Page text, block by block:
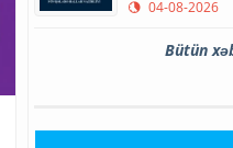
04-08-2026
Bütün